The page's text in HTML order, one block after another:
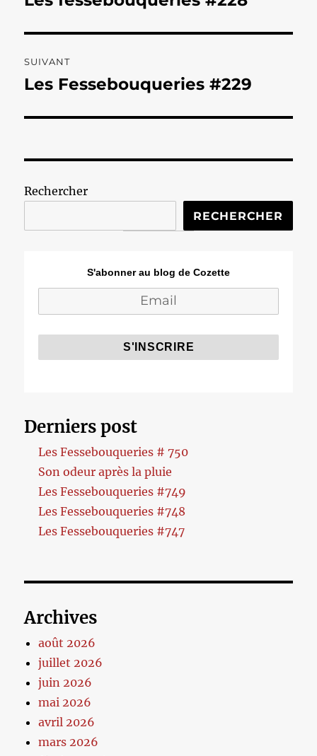
SUIVANT
Publication
Les Fessebouqueries #229
Rechercher
RECHERCHER
S'abonner au blog de Cozette
Derniers post
Les Fessebouqueries # 750
Son odeur après la pluie
Les Fessebouqueries #749
Les Fessebouqueries #748
Les Fessebouqueries #747
Archives
août 2026
juillet 2026
juin 2026
mai 2026
avril 2026
mars 2026